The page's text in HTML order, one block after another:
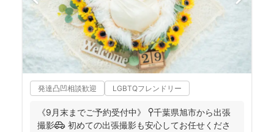
発達凸凹相談歓迎 LGBTQフレンドリー
《9月末までご予約受付中》 📍千葉県旭市から出張
撮影🚗 初めての出張撮影も安心してお任せくださ